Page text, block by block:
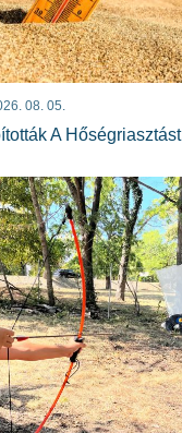
08. 05.
A Hőségriasztást